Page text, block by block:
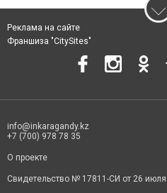
Реклама на сайте
Франшиза "CitySites"
info@inkaragandy.kz
+7 (700) 978 78 35
О проекте
Свидетельство № 17811-СИ от 26